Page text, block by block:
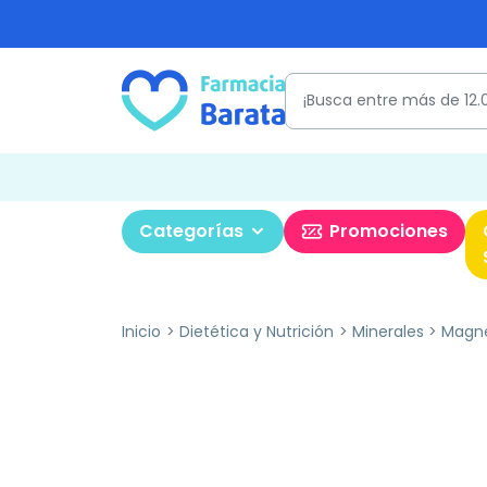
Categorías Promociones
Inicio Dietética y Nutrición Minerales